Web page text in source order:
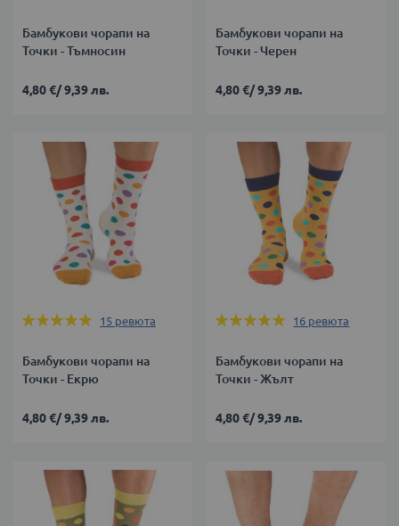
Бамбукови чорапи на
Точки - Тъмносин
4,80 €/9,39 лв.
Бамбукови чорапи на
Точки - Черен
4,80 €/9,39 лв.
Оценка:
15 ревюта
Бамбукови чорапи на
Точки - Екрю
4,80 €/9,39 лв.
Оценка:
16 ревюта
Бамбукови чорапи на
Точки - Жълт
4,80 €/9,39 лв.